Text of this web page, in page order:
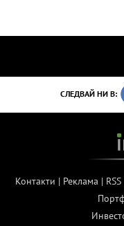
СЛЕДВАЙ НИ В:
Контакти | Реклама | RSS